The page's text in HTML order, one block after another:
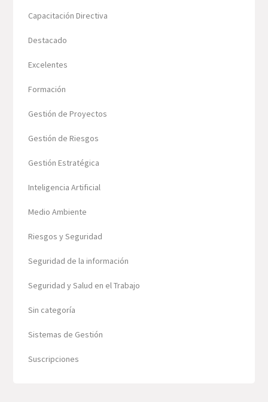
Capacitación Directiva
Destacado
Excelentes
Formación
Gestión de Proyectos
Gestión de Riesgos
Gestión Estratégica
Inteligencia Artificial
Medio Ambiente
Riesgos y Seguridad
Seguridad de la información
Seguridad y Salud en el Trabajo
Sin categoría
Sistemas de Gestión
Suscripciones